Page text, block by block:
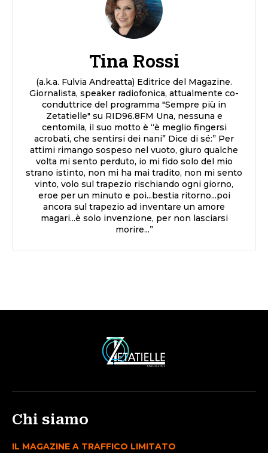
Tina Rossi
(a.k.a. Fulvia Andreatta) Editrice del Magazine.
Giornalista, speaker radiofonica, attualmente co-
conduttrice del programma "Sempre più in
Zetatielle" su RID96.8FM Una, nessuna e
centomila, il suo motto è “è meglio fingersi
acrobati, che sentirsi dei nani” Dice di sé:” Per
attimi rimango sospeso nel vuoto, giuro qualche
volta mi sento perduto, io mi fido solo del mio
strano istinto, non mi ha mai tradito, non mi sento
vinto, volo sul trapezio rischiando ogni giorno,
eroe per un minuto e poi...bestia ritorno...poi
ancora sul trapezio ad inventare un amore
magari...è solo invenzione, per non lasciarsi
morire...”
Chi siamo
IL MAGAZINE A TRAFFICO LIMITATO